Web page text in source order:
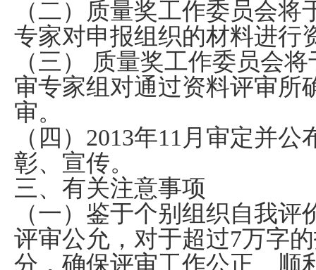
（二）质量奖工作委员会将
专家对申报组织的材料进行
（三） 质量奖工作委员会将
审专家组对通过资料评审所
审。
（四） 2013年11 月审定并公
彰、宣传。
三、有关注意事项
（一）鉴于个别组织自我
评审公允，对于超过7万字
分，确保评审工作公正、顺